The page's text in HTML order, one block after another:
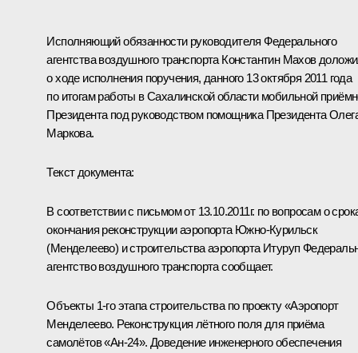
Исполняющий обязанности руководителя Федерального
агентства воздушного транспорта Константин Махов
о ходе исполнения поручения, данного 13 октября 2011 года
по итогам работы в Сахалинской области мобильной
Президента под руководством помощника Президента
Маркова.
Текст документа:
В соответствии с письмом от 13.10.2011г. по вопросам о
окончания реконструкции аэропорта Южно-Курильск
(Менделеево) и строительства аэропорта Итуруп
агентство воздушного транспорта сообщает.
Объекты 1-го этапа строительства по проекту «Аэропорт
Менделеево. Реконструкция лётного поля для приёма
самолётов «Ан-24». Доведение инженерного обеспечения